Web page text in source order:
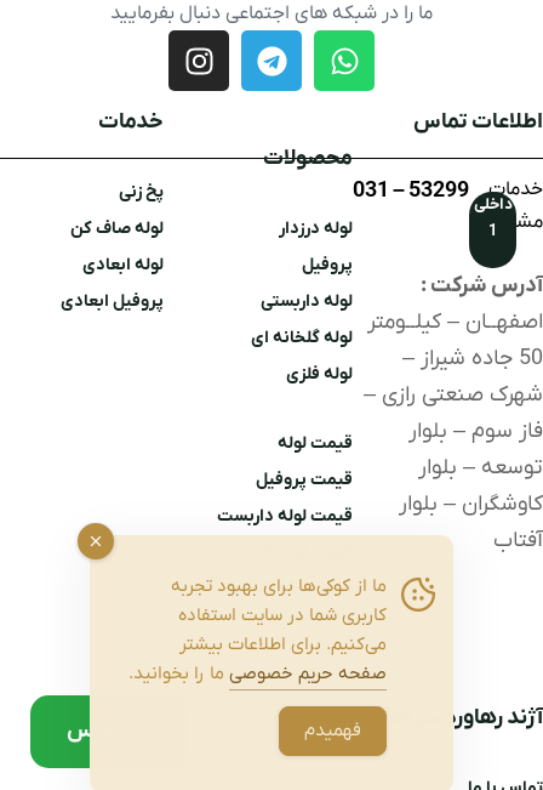
تماس
ما را در شبکه های اجتماعی دنبال بفرمایید
اطلاعات تماس
خدمات
مشتریان
داخلی
1
53299 – 031
آدرس شرکت :
اصفهــان – کیلــومتر
50 جاده شیراز –
شهرک صنعتی رازی –
فاز سوم – بلوار
توسعه – بلوار
کاوشگران – بلوار
آفتاب
محصولات
لوله درزدار
پروفیل
لوله داربستی
لوله گلخانه ای
لوله فلزی
قیمت لوله
قیمت پروفیل
قیمت لوله داربست
قیمت لوله فلزی
خدمات
پخ زنی
لوله صاف کن
لوله ابعادی
پروفیل ابعادی
آژند رهاورد سپاهان
ما از کوکی‌ها برای بهبود تجربه
کاربری شما در سایت استفاده
می‌کنیم. برای اطلاعات بیشتر
صفحه حریم خصوصی ما را بخوانید.
فهمیدم